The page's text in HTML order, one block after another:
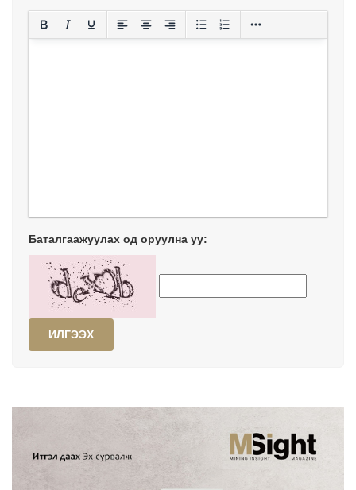
Баталгаажуулах од оруулна уу:
ИЛГЭЭХ